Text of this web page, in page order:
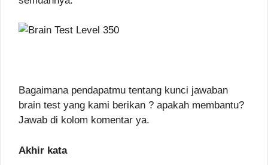
Bagaimana pendapatmu tentang kunci jawaban
brain test yang kami berikan ? apakah membantu?
Jawab di kolom komentar ya.
Akhir kata